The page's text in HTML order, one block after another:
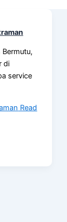
di
service
Read